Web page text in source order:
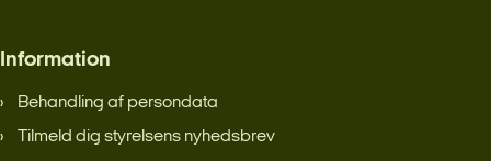
Information
Behandling af persondata
Tilmeld dig styrelsens nyhedsbrev